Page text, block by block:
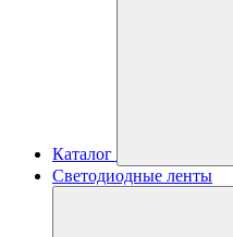
Каталог
Светодиодные ленты